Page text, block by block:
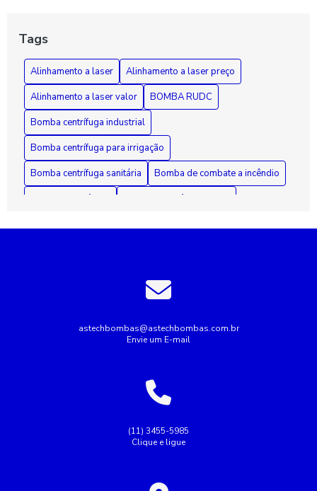
Funcionamento e Manutenção Fundamental
Como Diagnosticar e Reparar Bombas d'Água com Segurança
e Eficiência
Tags
Alinhamento a laser
Alinhamento a laser preço
Alinhamento a laser valor
BOMBA RUDC
Bomba centrífuga industrial
Bomba centrífuga para irrigação
Bomba centrífuga sanitária
Bomba de combate a incêndio
Bombas submersas
Conserto de bomba submersa
Conserto de bombas
Empresa de rebobinagem de motores
Empresa de tubulação hidráulica
Empresa montagem de painel elétrico
astechbombas@astechbombas.com.br
Envie um E-mail
(11) 3455-5985
Clique e ligue